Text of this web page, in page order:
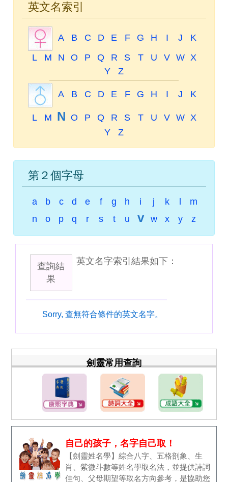
英文名索引
A B C D E F G H I J
K
L
M N O P Q R S T U V W X
Y
Z
A B C D E F G H I J K
L M N O P Q R S T U V W X
Y
Z
第２個字母
a b c d e f g h i j k
m
n
o p q r s t u v w x y z
查詢結
果
英文名字索引結果如下：
Sorry, 查無符合條件的英文名字。
劍靈常用查詢
自己的孩子，名字自己取！
【劍靈姓名學】綜合八字、五格剖象、生
肖、紫微斗數等姓名學取名法，並提供詩詞
佳句、父母期望等取名方向參考，是協助您